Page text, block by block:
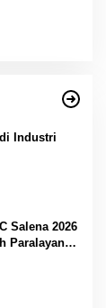
Industri
Salena 2026
Paralayang